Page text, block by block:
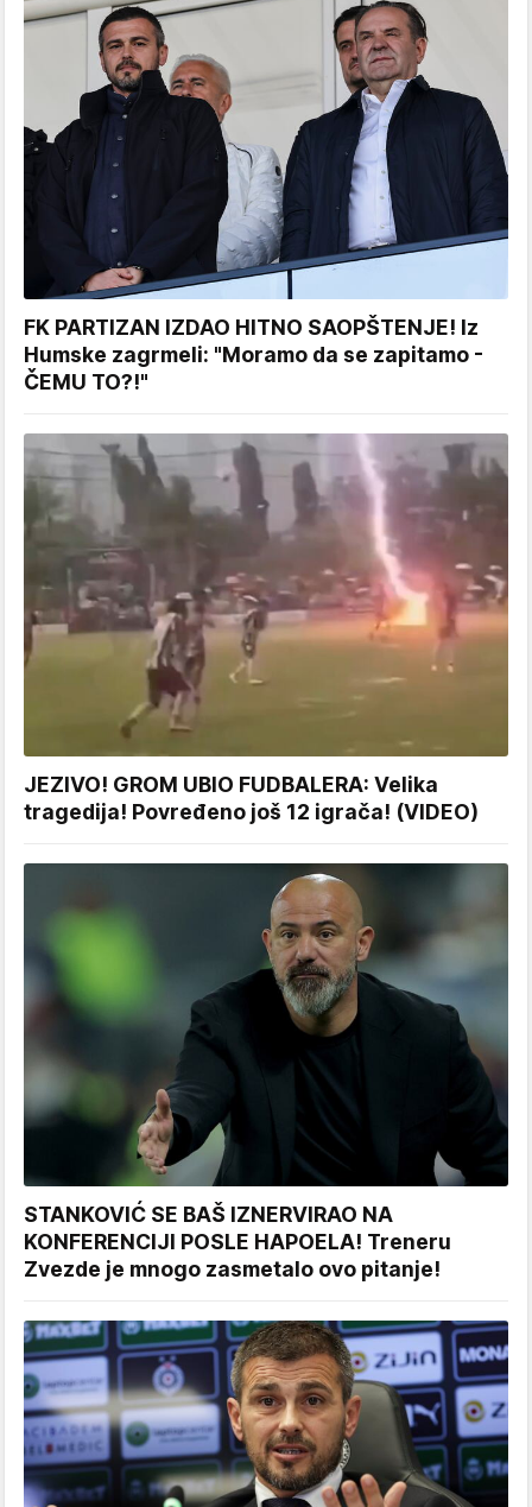
FK PARTIZAN IZDAO HITNO SAOPŠTENJE! Iz
Humske zagrmeli: "Moramo da se zapitamo -
ČEMU TO?!"
JEZIVO! GROM UBIO FUDBALERA: Velika
tragedija! Povređeno još 12 igrača! (VIDEO)
STANKOVIĆ SE BAŠ IZNERVIRAO NA
KONFERENCIJI POSLE HAPOELA! Treneru
Zvezde je mnogo zasmetalo ovo pitanje!